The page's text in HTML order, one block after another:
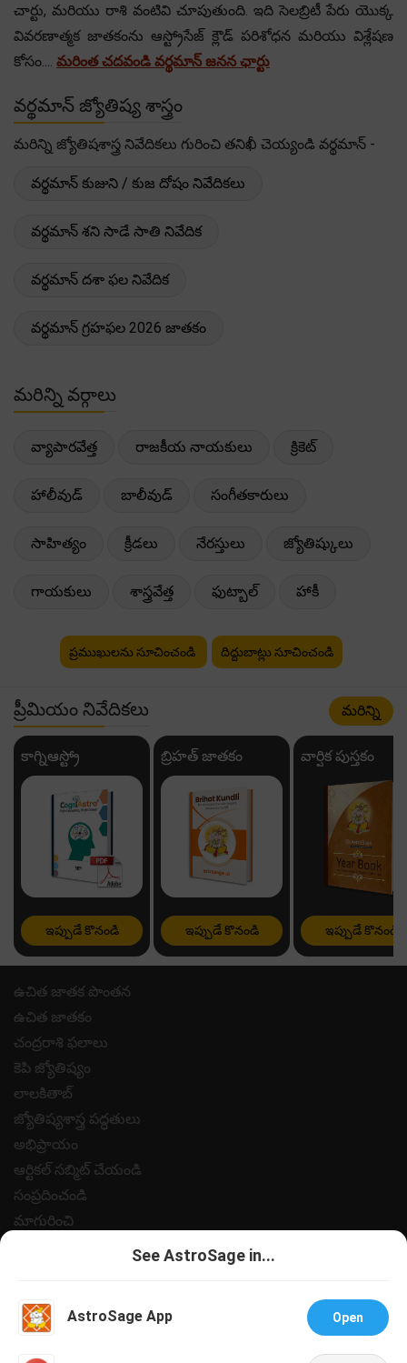
చార్టు, మరియు రాశి వంటివి చూపుతుంది. ఇది సెలబ్రిటీ పేరు యొక్క
వివరణాత్మక జాతకంను ఆస్ట్రోసేజ్ క్లౌడ్ పరిశోధన మరియు విశ్లేషణ
కోసం.... మరింత చదవండి వర్థమాన్ జనన ఛార్టు
వర్థమాన్ జ్యోతిష్య శాస్త్రం
మరిన్ని జ్యోతిషశాస్త్ర నివేదికలు గురించి తనిఖీ చెయ్యండి వర్థమాన్ -
వర్థమాన్ కుజుని / కుజ దోషం నివేదికలు
వర్థమాన్ శని సాడే సాతి నివేదిక
వర్థమాన్ దశా ఫల నివేదిక
వర్థమాన్ గ్రహఫల 2026 జాతకం
మరిన్ని వర్గాలు
వ్యాపారవేత్త రాజకీయ నాయకులు క్రికెట్
హాలీవుడ్ బాలీవుడ్ సంగీతకారులు
సాహిత్యం క్రీడలు నేరస్తులు జ్యోతిష్కులు
గాయకులు శాస్త్రవేత్త ఫుట్బాల్ హాకీ
ప్రముఖులను సూచించండి దిద్దుబాట్లు సూచించండి
ప్రీమియం నివేదికలు మరిన్ని
కాగ్నిఆస్ట్రో
ఇప్పుడే కొనండి
బ్రిహత్ జాతకం
ఇప్పుడే కొనండి
వార్షిక పుస్తకం
ఇప్పుడే కొనండి
ఉచిత జాతక పొంతన
ఉచిత జాతకం
చంద్రరాశి ఫలాలు
కెపి జ్యోతిష్యం
లాలకితాబ్
జ్యోతిష్యశాస్త్ర పద్ధతులు
అభిప్రాయం
ఆర్టికల్ సబ్మిట్ చేయండి
సంప్రదించండి
మాగురించి
సహాయం
See AstroSage in...
AstroSage App Open